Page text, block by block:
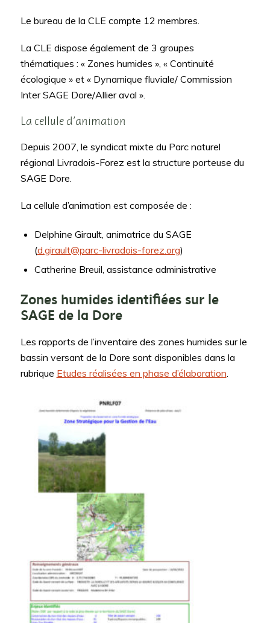
Le bureau de la CLE compte 12 membres.
La CLE dispose également de 3 groupes
thématiques : « Zones humides », « Continuité
écologique » et « Dynamique fluviale/ Commission
Inter SAGE Dore/Allier aval ».
La cellule d’animation
Depuis 2007, le syndicat mixte du Parc naturel
régional Livradois-Forez est la structure porteuse du
SAGE Dore.
La cellule d’animation est composée de :
Delphine Girault, animatrice du SAGE
(d.girault@parc-livradois-forez.org)
Catherine Breuil, assistance administrative
Zones humides identifiées sur le
SAGE de la Dore
Les rapports de l’inventaire des zones humides sur le
bassin versant de la Dore sont disponibles dans la
rubrique Etudes réalisées en phase d’élaboration